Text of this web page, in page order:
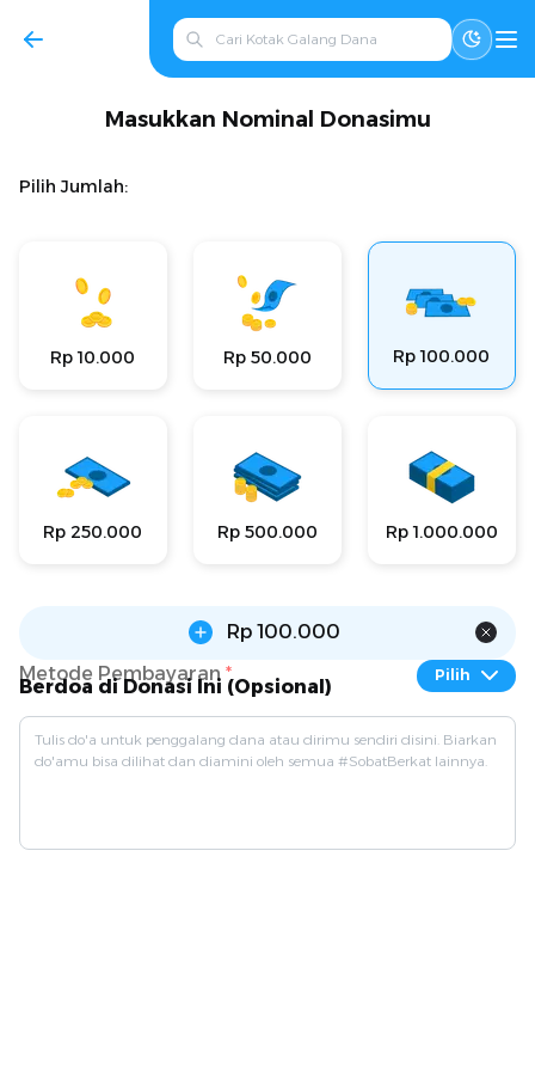
Masukkan Nominal Donasimu
Pilih Jumlah:
Rp 10.000 Rp 50.000 Rp 100.000
Rp 250.000 Rp 500.000 Rp 1.000.000
Rp 100.000
Metode Pembayaran * Pilih
Berdoa di Donasi Ini (Opsional)